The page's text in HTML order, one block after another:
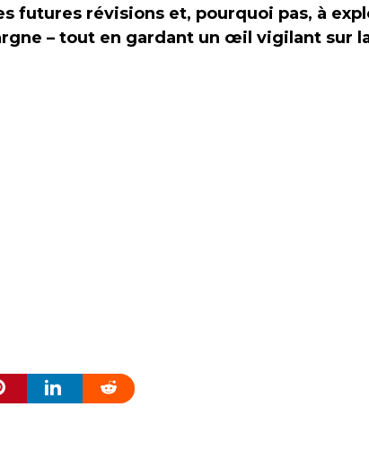
futures révisions et, pourquoi pas, à
– tout en gardant un œil vigilant sur